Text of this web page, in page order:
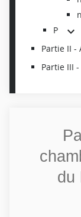
P
Partie II -
Partie III
du